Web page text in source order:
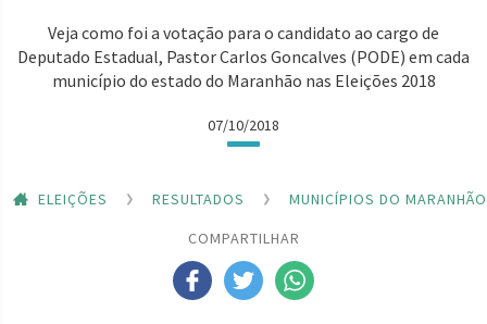
Veja como foi a votação para o candidato ao cargo de
Deputado Estadual, Pastor Carlos Goncalves (PODE) em cada
município do estado do Maranhão nas Eleições 2018
07/10/2018
ELEIÇÕES RESULTADOS
MUNICÍPIOS DO MARANHÃO
COMPARTILHAR